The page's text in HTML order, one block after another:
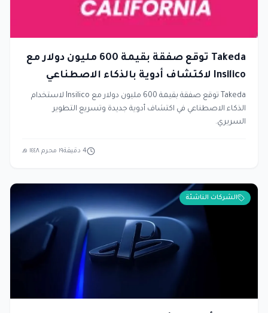
Takeda توقع صفقة بقيمة 600 مليون دولار مع
Insilico لاكتشاف أدوية بالذكاء الاصطناعي
Takeda توقع صفقة بقيمة 600 مليون دولار مع Insilico لاستخدام
الذكاء الاصطناعي في اكتشاف أدوية جديدة وتسريع التطوير
السريري.
١٩ محرم ١٤٤٨ هـ 4 دقيقة
الشركات الناشئة